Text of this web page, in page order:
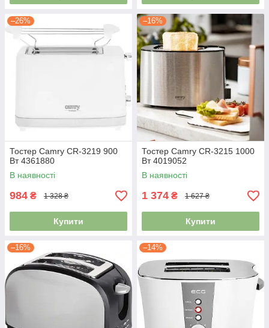
–26%
Тостер Сamry СR-3219 900
Вт 4361880
В наявності
984 ₴ 1 328 ₴
Купити
–16%
Тостер Сamry СR-3215 1000
Вт 4019052
В наявності
1 374 ₴ 1 627 ₴
Купити
–16% –14%